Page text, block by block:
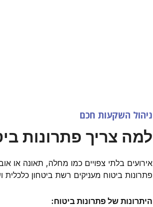
ניהול השקעות חכם
למה צריך פתרונות
אירועים בלתי צפויים כמו מחלה, תאונה או
פתרונות ביטוח מעניקים רשת ביטחון
היתרונות של פתרונות ביטוח: